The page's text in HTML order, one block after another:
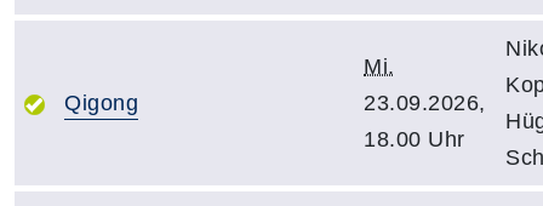
Qigong
Mi.
23.09.2026,
18.00 Uhr